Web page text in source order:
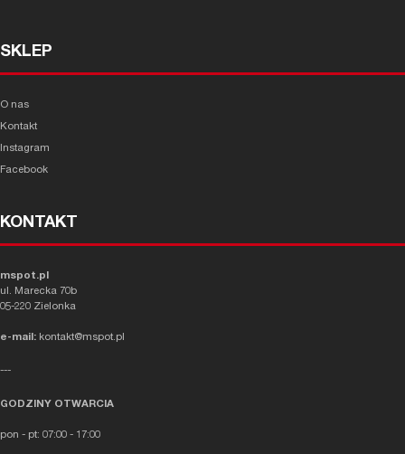
SKLEP
O nas
Kontakt
Instagram
Facebook
KONTAKT
mspot.pl
ul. Marecka 70b
05-220 Zielonka
e-mail: kontakt@mspot.pl
---
GODZINY OTWARCIA
pon - pt: 07:00 - 17:00